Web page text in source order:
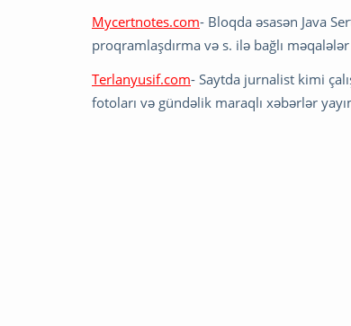
Mycertnotes.com- Bloqda əsasən Java
proqramlaşdırma və s. ilə bağlı
Terlanyusif.com- Saytda jurnalist kimi
fotoları və gündəlik maraqlı xəbərlər